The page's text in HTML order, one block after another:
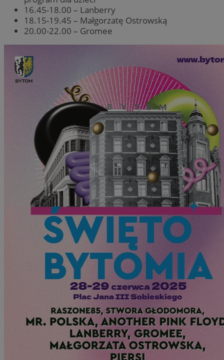
16.45-18.00 – Lanberry
18.15-19.45 – Małgorzatę Ostrowską
20.00-22.00 – Gromee